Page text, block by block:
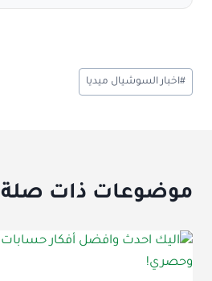
وسوم
المقال:
#اخبار السوشيال ميديا
موضوعات ذات صلة